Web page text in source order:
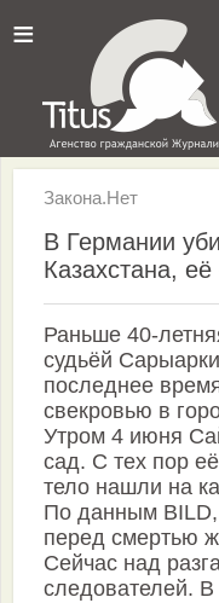
≡
Закона.Нет
В Германии
Казахстана,
Раньше 40-
судьёй
последнее
свекровью в
Утром 4 июня
сад. С тех пор
тело нашли на
По данным
перед смертью
Сейчас над
следователей.